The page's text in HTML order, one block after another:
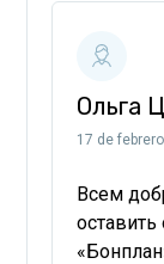
Ольга
17 de
Всем